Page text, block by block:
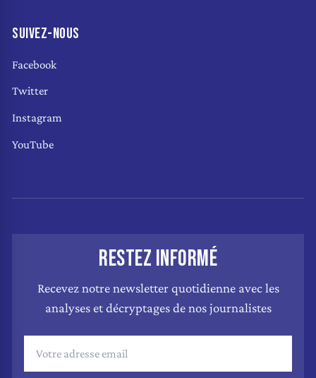
SUIVEZ-NOUS
Facebook
Twitter
Instagram
YouTube
RESTEZ INFORMÉ
Recevez notre newsletter quotidienne avec les
analyses et décryptages de nos journalistes